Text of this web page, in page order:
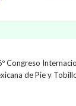
Congreso
de Pie y